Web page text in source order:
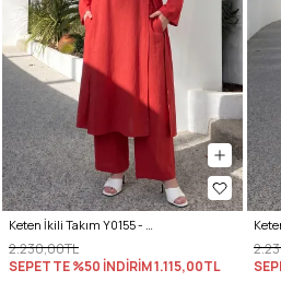
Keten İkili Takım Y0155 - KIRMIZI
2.230,00TL
SEPETTE %50 İNDİRİM1.115,00TL